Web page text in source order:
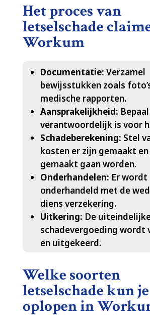
Het proces van
letselschade
Workum
Documentatie: Verzamel
bewijsstukken zoals
medische rapporten.​
Aansprakelijkheid:
verantwoordelijk is voor
Schadeberekening: Stel
kosten er zijn gemaakt
gemaakt gaan worden.​
Onderhandelen: Er wordt
onderhandeld met de
diens verzekering.​
Uitkering: De
schadevergoeding wordt
en uitgekeerd.​
Welke soorten
letselschade kun je
oplopen in